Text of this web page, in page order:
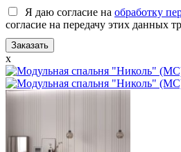
Я даю согласие на обработку
согласие на передачу этих данных
x